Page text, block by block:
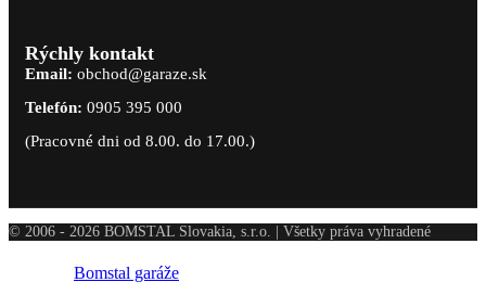
Rýchly kontakt
Email: obchod@garaze.sk
Telefón: 0905 395 000
(Pracovné dni od 8.00. do 17.00.)
© 2006 - 2026 BOMSTAL Slovakia, s.r.o. | Všetky práva vyhradené
Bomstal garáže